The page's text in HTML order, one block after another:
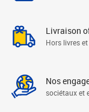
Livraison
Hors livres
Nos
sociétaux et